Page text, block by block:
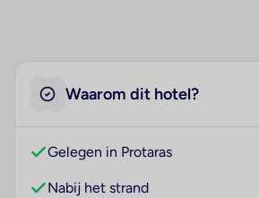
Waarom dit hotel?
Gelegen in Protaras
Nabij het strand